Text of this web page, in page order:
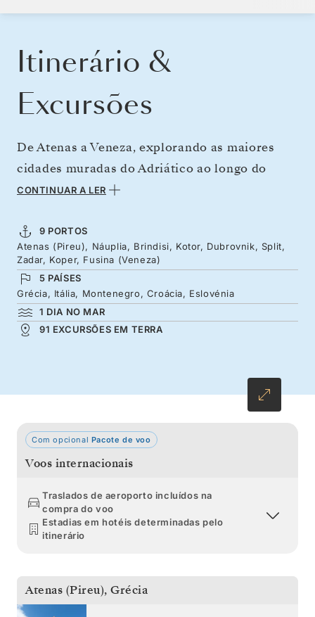
Itinerário &
Excursões
De Atenas a Veneza, explorando as maiores
cidades muradas do Adriático ao longo do
caminho. De Náuplia, a primeira capital
profundezas do fiorde mais meridional da
Europa. As muralhas de Dubrovnik se erguem
imponentes sobre o Adriático, enquanto Split e
Zadar combinam tesouros romanos com a
leveza da vida à beira-mar. A antiga cidade
veneziana de Koper é uma precursora
CONTINUAR A LER
9 PORTOS
Atenas (Pireu), Náuplia, Brindisi, Kotor, Dubrovnik, Split,
Zadar, Koper, Fusina (Veneza)
5 PAÍSES
Grécia, Itália, Montenegro, Croácia, Eslovénia
1 DIA NO MAR
91 EXCURSÕES EM TERRA
Com opcional Pacote de voo
Voos internacionais
Traslados de aeroporto incluídos na
compra do voo
Estadias em hotéis determinadas pelo
itinerário
Atenas (Pireu), Grécia